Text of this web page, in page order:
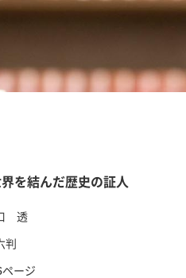
を結んだ歴史の証人
透
判
ージ